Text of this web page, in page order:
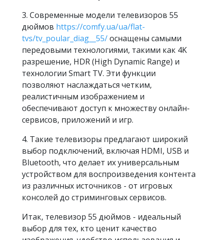
3. Современные модели телевизоров 55
дюймов https://comfy.ua/ua/flat-
tvs/tv_poular_diag__55/оснащены самыми
передовыми технологиями, такими как 4K
разрешение, HDR (High Dynamic Range) и
технологии Smart TV. Эти функции
позволяют наслаждаться четким,
реалистичным изображением и
обеспечивают доступ к множеству онлайн-
сервисов, приложений и игр.
4. Такие телевизоры предлагают широкий
выбор подключений, включая HDMI, USB и
Bluetooth, что делает их универсальным
устройством для воспроизведения контента
из различных источников - от игровых
консолей до стриминговых сервисов.
Итак, телевизор 55 дюймов - идеальный
выбор для тех, кто ценит качество